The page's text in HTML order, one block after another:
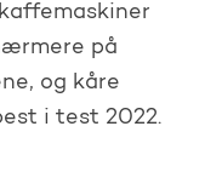
på
og kåre
i test 2022.